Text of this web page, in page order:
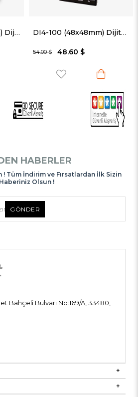
DI4-100 (48x48mm) Dijital İndikatör
57.00 $
HABERLER
Tüm İndirim ve Fırsatlardan İlk Sizin
Haberiniz Olsun !
GÖNDER
Bahçeli Bulvarı No:169/A, 33480,